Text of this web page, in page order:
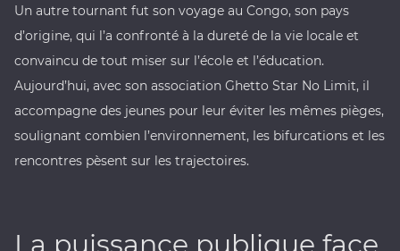
Un autre tournant fut son voyage au Congo, son pays
d’origine, qui l’a confronté à la dureté de la vie locale et
convaincu de tout miser sur l’école et l’éducation.
Aujourd’hui, avec son association Ghetto Star No Limit, il
accompagne des jeunes pour leur éviter les mêmes pièges,
soulignant combien l’environnement, les bifurcations et les
rencontres pèsent sur les trajectoires.
La puissance publique face